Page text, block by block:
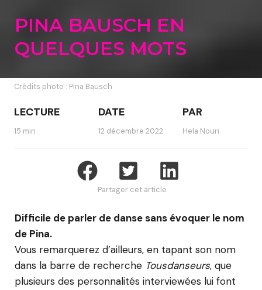
PINA BAUSCH EN
QUELQUES MOTS
Crédits photo : Pina Bausch
LECTURE
15 min
DATE
12 décembre 2022
PAR
Hela Nouri
Partager cet article
Difficile de parler de danse sans évoquer le nom
de Pina.
Vous remarquerez d’ailleurs, en tapant son nom
dans la barre de recherche Tousdanseurs, que
plusieurs des personnalités interviewées lui font